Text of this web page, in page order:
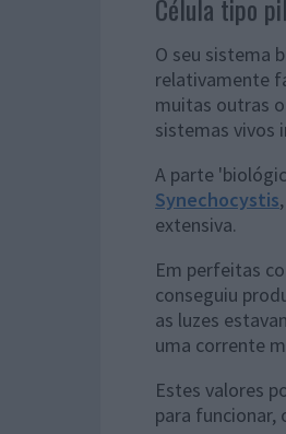
Célula tipo
O seu sistema
relativamente
muitas outras
sistemas vivos
A parte
Synechocystis
extensiva.
Em perfeitas
conseguiu
as luzes
uma corrente
Estes valores
para funcionar,